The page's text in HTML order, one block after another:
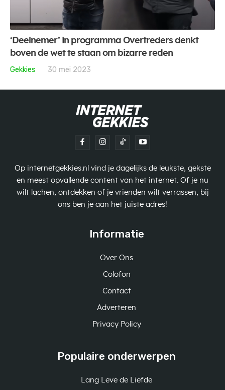
‘Deelnemer’ in programma Overtreders denkt
boven de wet te staan om bizarre reden
Gekkies
30 mei 2023
Op internetgekkies.nl vind je dagelijks de leukste, gekste
en meest opvallende content van het internet. Of je nu
wilt lachen, ontdekken of je vrienden wilt verrassen, bij
ons ben je aan het juiste adres!
Informatie
Over Ons
Colofon
Contact
Adverteren
Privacy Policy
Populaire onderwerpen
Lang Leve de Liefde